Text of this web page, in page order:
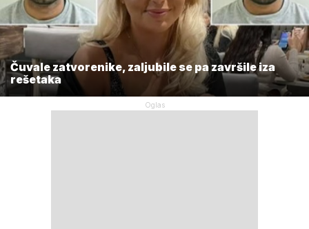
Čuvale zatvorenike, zaljubile se pa završile iza
rešetaka